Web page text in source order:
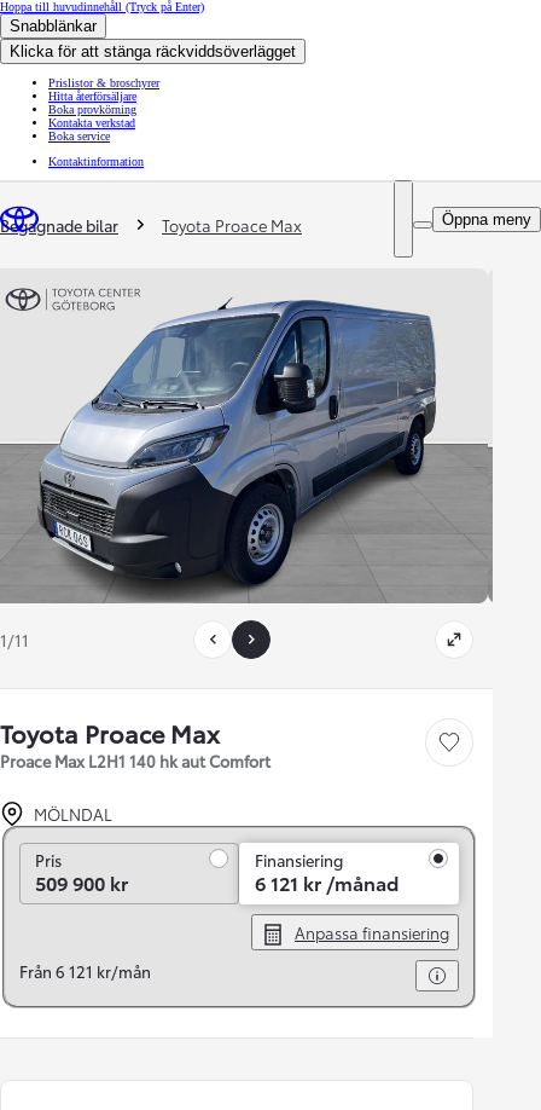
Hoppa till huvudinnehåll (Tryck på Enter)
Snabblänkar
Klicka för att stänga räckviddsöverlägget
Prislistor & broschyrer
Hitta återförsäljare
Boka provkörning
Kontakta verkstad
Boka service
Kontaktinformation
Öppna meny
You are here
Begagnade bilar Toyota Proace Max
1/11
Toyota Proace Max
Proace Max L2H1 140 hk aut Comfort
Save car
MÖLNDAL
PrisPris
509 900 kr
Finansiering
6 121 kr /månad
Anpassa finansiering
Från 6 121 kr/mån